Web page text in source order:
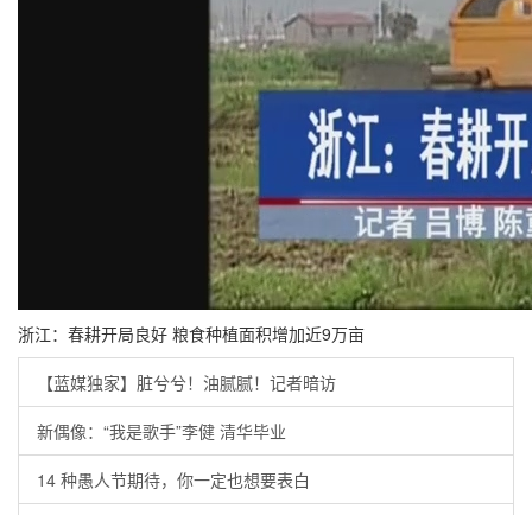
浙江：春耕开局良好 粮食种植面积增加近9万亩
【蓝媒独家】脏兮兮！油腻腻！记者暗访
新偶像：“我是歌手”李健 清华毕业
14 种愚人节期待，你一定也想要表白